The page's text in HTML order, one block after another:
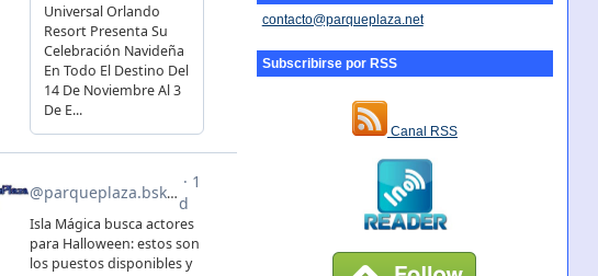
contacto@parqueplaza.net
Subscribirse por RSS
Canal RSS